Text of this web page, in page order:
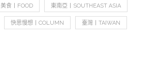
美食丨FOOD 東南亞丨SOUTHEAST ASIA
快思慢想丨COLUMN 臺灣丨TAIWAN